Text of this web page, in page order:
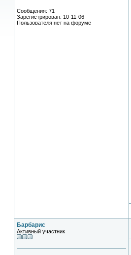
Сообщения: 71
Зарегистрирован: 10-11-06
Пользователя нет на форуме
Барбарис
Активный участник